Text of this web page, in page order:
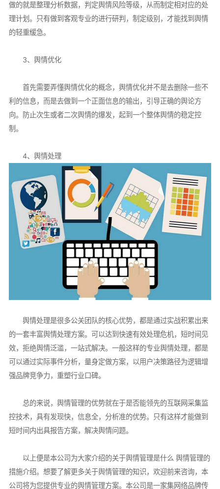
做的就是整理分析数据，判定舆情风险等级，从而制定相对应的处
理计划。只有做到客观专业的进行研判，制定级别，才能找到舆情
的轻重缓急。
3、舆情优化
首先需要弄懂舆情优化的概念，舆情优化并不是去删除一些不
利的信息，而是去做到一个正面信息的输出，引导正确的舆论方
向。防止次生或者二次舆情的爆发，起到一个整体舆情的稳定控
制。
4、舆情处理
舆情处理是很多公关团队的核心优势，都是通过实战积累出来
的一套丰富舆情处理方案。可以达到快速有效处理危机，短时间见
效，拒绝舆情泛滥，一站式解决。一般这样的专业舆情处理，都是
可以通过实际事件分析，量身定做方案，以用户决策路径为逻辑增
强品牌竞争力，重塑行业口碑。
总的来说，舆情管理的优势就在于是否能领先的互联网采集监
控技术，具有发现快，信息全，分析准的优势。只有这样才能做到
短时间内出具报告方案，解决舆情问题。
以上便是本公司为大家介绍的关于舆情管理是什么 舆情管理的
措施介绍。想要了解更多关于舆情管理的知识，欢迎前来咨询，本
公司将为您提供专业的舆情管理方案。本公司是一家集网络品牌传